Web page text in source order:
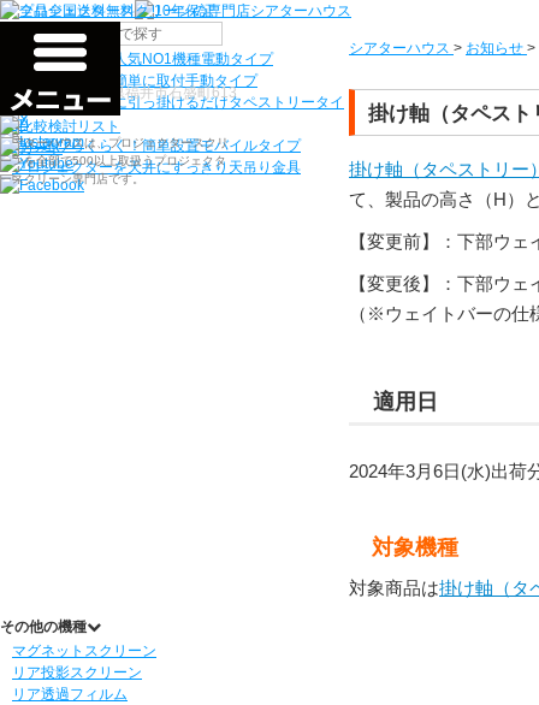
検索
シアターハウス > お知らせ >
掛け軸（タペス
掛け軸（タペストリー
て、製品の高さ（H）
【変更前】：下部ウ
【変更後】：下部ウ
（※ウェイトバーの仕
適用日
2024年3月6日(水)出荷
対象機種
対象商品は掛け軸（タ
機種から選ぶ
シアターハウス人気NO1機種電動タイプ
電源工事なしで簡単に取付手動タイプ
ネジ付きフックに引っ掛けるだけタペストリータイ
プ
持ち運びらくらく！簡単設置モバイルタイプ
プロジェクターを天井にすっきり 天吊り金具
その他の機種
マグネットスクリーン
リア投影スクリーン
リア透過フィルム
〒910-0122 福井県福井市石盛町613
シアターハウスは、プロジェクタースクリ
ーンを全部で500以上取扱うプロジェクタ
ースクリーン専門店です。